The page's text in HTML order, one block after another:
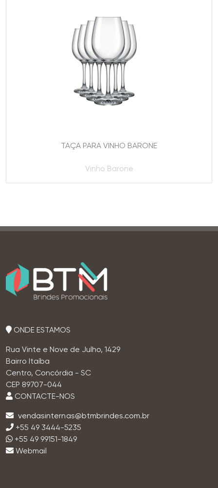
TAÇA PARA VINHO BARONE
Vinho Barone
ONDE ESTAMOS
Rua Vinte e Nove de Julho, 1429
Bairro Itaíba
Centro, Concórdia - SC
CEP 89707-044
CONTACTE-NOS
+55 49 3444-5235
+55 49 99151-1849
Webmail